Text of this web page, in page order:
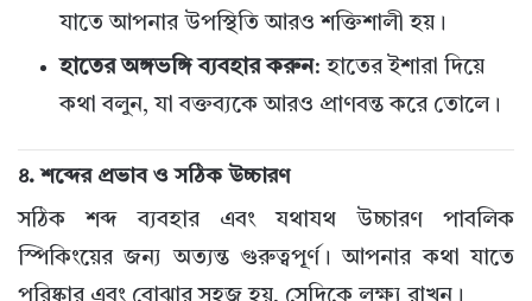
যাতে আপনার উপস্থিতি আরও শক্তিশালী হয়।
হাতের অঙ্গভঙ্গি ব্যবহার করুন: হাতের ইশারা দিয়ে
কথা বলুন, যা বক্তব্যকে আরও প্রাণবন্ত করে তোলে।
৪.শব্দের প্রভাব ও সঠিক উচ্চারণ
সঠিক শব্দ ব্যবহার এবং যথাযথ উচ্চারণ পাবলিক
স্পিকিংয়ের জন্য অত্যন্ত গুরুত্বপূর্ণ। আপনার কথা যাতে